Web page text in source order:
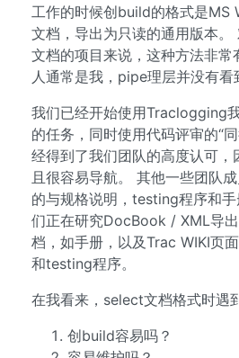
工作的时候创build的格式是MS
文档，导出为只读的通用版本
文档的项目来说，这种方法非常
人通常是我，pipe理层并没有看
我们已经开始使用Traclogging
的任务，同时使用代码评审的“
经得到了我们团队的高度认可，
且很容易导航。 其他一些团队
的与规格说明，testing程序和
们正在研究DocBook / XML导
档，如手册，以及Trac WIKI页
和testing程序。
在我看来，select文档格式时遇
创build容易吗？